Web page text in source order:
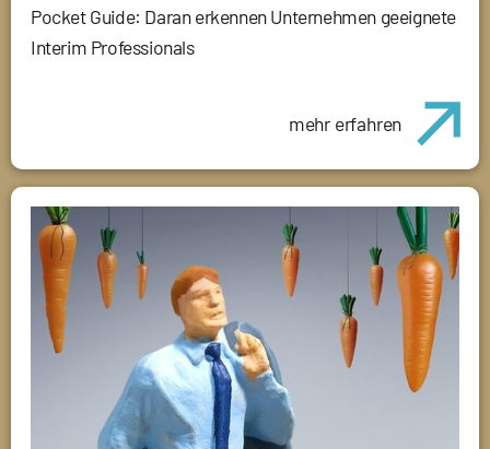
Pocket Guide: Daran erkennen Unternehmen geeignete
Interim Professionals
mehr erfahren